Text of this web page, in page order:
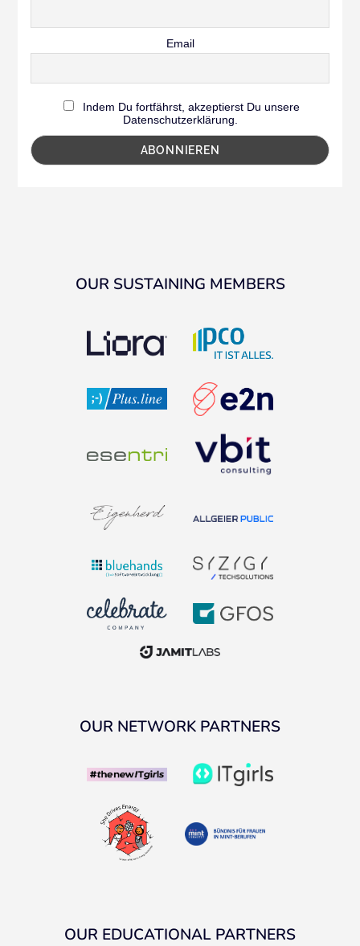
Email
Indem Du fortfährst, akzeptierst Du unsere
Datenschutzerklärung.
OUR SUSTAINING MEMBERS
OUR NETWORK PARTNERS
OUR EDUCATIONAL PARTNERS